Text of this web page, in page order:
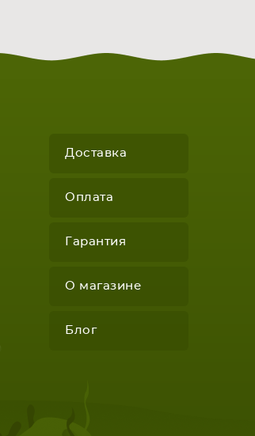
Доставка
Оплата
Гарантия
О магазине
Блог